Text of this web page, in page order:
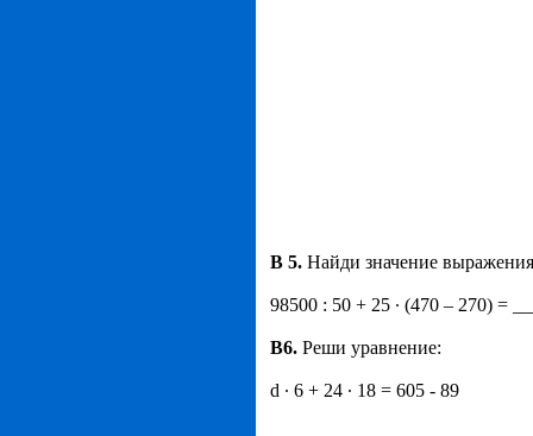
B 5. Найди значение
98500 : 50 + 25 · (470 – 270) =
B6. Реши уравнение:
d · 6 + 24 · 18 = 605 - 89